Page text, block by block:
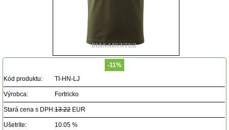
-11%
Kód produktu:
TI-HN-LJ
Výrobca: Fortricko
Stará cena s DPH:13.22 EUR
Ušetríte: 10.05 %